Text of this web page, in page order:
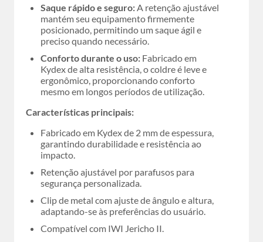
Saque rápido e seguro:A retenção ajustável
mantém seu equipamento firmemente
posicionado, permitindo um saque ágil e
preciso quando necessário.
Conforto durante o uso: Fabricado em
Kydex de alta resistência, o coldre é leve e
ergonômico, proporcionando conforto
mesmo em longos períodos de utilização.
Características principais:
Fabricado em Kydex de 2 mm de espessura,
garantindo durabilidade e resistência ao
impacto.
Retenção ajustável por parafusos para
segurança personalizada.
Clip de metal com ajuste de ângulo e altura,
adaptando-se às preferências do usuário.
Compatível com IWI Jericho II.